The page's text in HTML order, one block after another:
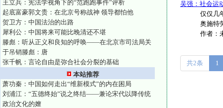
王立兵：宪法学视角下的“范跑跑事件”评析
起底富豪郭文贵：在北京号称战神 领导都怕他
贺卫方：中国法治的出路
犀利公：中国将来可能比晚清还不堪
滕彪：听从正义和良知的呼唤——在北京市司法局关
于吊销滕彪：唐
张千帆：言论自由是弥合社会分裂的基础
本站推荐
萧功秦：中国如何走出“维新模式”的内在困局
刘浦江：“五德终始”说之终结——兼论宋代以降传统
政治文化的嬗
吴强：社会运
仅仅几
奥施特
作者：
共2条 1